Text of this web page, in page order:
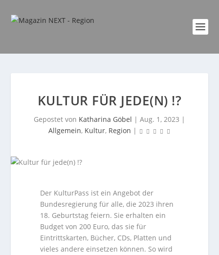
KULTUR FÜR JEDE(N) !?
Gepostet von Katharina Göbel | Aug. 1, 2023 |
Allgemein, Kultur, Region |
Der KulturPass ist ein Angebot der
Bundesregierung für alle, die 2023 ihren
18. Geburtstag feiern. Sie erhalten ein
Budget von 200 Euro, das sie für
Eintrittskarten, Bücher, CDs, Platten und
vieles andere einsetzen können. So wird